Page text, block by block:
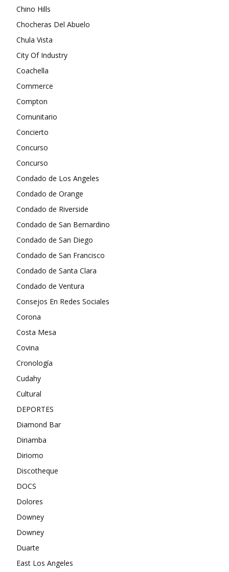
Chino Hills
Chocheras Del Abuelo
Chula Vista
City Of Industry
Coachella
Commerce
Compton
Comunitario
Concierto
Concurso
Concurso
Condado de Los Angeles
Condado de Orange
Condado de Riverside
Condado de San Bernardino
Condado de San Diego
Condado de San Francisco
Condado de Santa Clara
Condado de Ventura
Consejos En Redes Sociales
Corona
Costa Mesa
Covina
Cronología
Cudahy
Cultural
DEPORTES
Diamond Bar
Diriamba
Diriomo
Discotheque
DOCS
Dolores
Downey
Downey
Duarte
East Los Angeles